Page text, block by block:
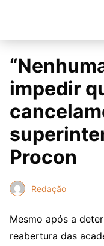
impedir
Procon
Redação
Mesmo após a
reabertura das